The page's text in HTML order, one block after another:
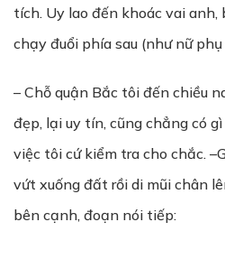
tích. Uy lao đến khoác vai
chạy đuổi phía sau (như nữ phụ
– Chỗ quận Bắc tôi đến chiều
đẹp, lại uy tín, cũng chẳng có
việc tôi cứ kiểm tra cho chắc.
vứt xuống đất rồi di mũi chân
bên cạnh, đoạn nói tiếp: